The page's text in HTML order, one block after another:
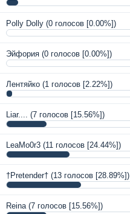
Polly Dolly (0 голосов [0.00%])
Эйфория (0 голосов [0.00%])
Лентяйко (1 голосов [2.22%])
Liar.... (7 голосов [15.56%])
LeaMo0r3 (11 голосов [24.44%])
†Pretender† (13 голосов [28.89%])
Reina (7 голосов [15.56%])